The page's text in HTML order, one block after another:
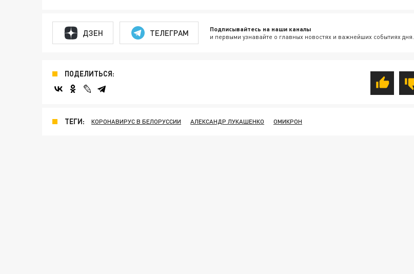
ДЗЕН ТЕЛЕГРАМ Подписывайтесь на наши каналы
и первыми узнавайте о главных новостях и важнейших событиях дня.
ПОДЕЛИТЬСЯ:
ТЕГИ: КОРОНАВИРУС В БЕЛОРУССИИ АЛЕКСАНДР ЛУКАШЕНКО ОМИКРОН